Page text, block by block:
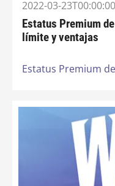
2022-03-
Estatus Premium
límite y ventajas
Estatus Premium